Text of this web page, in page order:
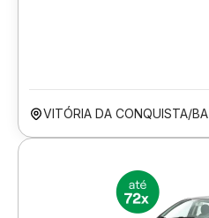
VITÓRIA DA CONQUISTA/BA